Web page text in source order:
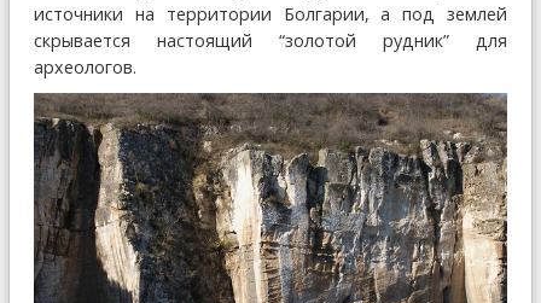
источники на территории Болгарии, а под землей
скрывается настоящий “золотой рудник” для
археологов.